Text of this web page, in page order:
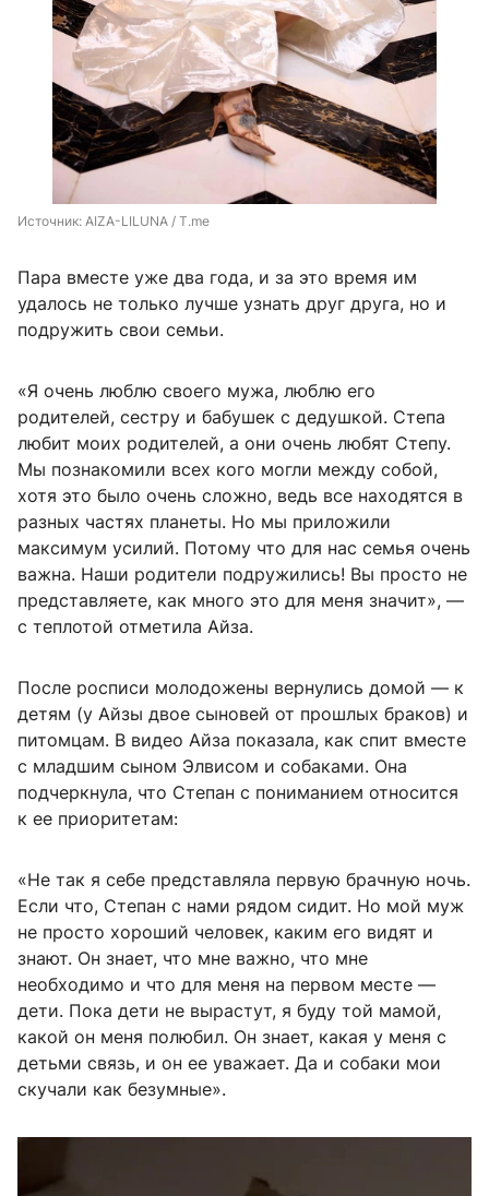
Источник: AIZA-LILUNA / T.me
Пара вместе уже два года, и за это время им
удалось не только лучше узнать друг друга, но и
подружить свои семьи.
«Я очень люблю своего мужа, люблю его
родителей, сестру и бабушек с дедушкой. Степа
любит моих родителей, а они очень любят Степу.
Мы познакомили всех кого могли между собой,
хотя это было очень сложно, ведь все находятся в
разных частях планеты. Но мы приложили
максимум усилий. Потому что для нас семья очень
важна. Наши родители подружились! Вы просто не
представляете, как много это для меня значит», —
с теплотой отметила Айза.
После росписи молодожены вернулись домой — к
детям (у Айзы двое сыновей от прошлых браков) и
питомцам. В видео Айза показала, как спит вместе
с младшим сыном Элвисом и собаками. Она
подчеркнула, что Степан с пониманием относится
к ее приоритетам:
«Не так я себе представляла первую брачную ночь.
Если что, Степан с нами рядом сидит. Но мой муж
не просто хороший человек, каким его видят и
знают. Он знает, что мне важно, что мне
необходимо и что для меня на первом месте —
дети. Пока дети не вырастут, я буду той мамой,
какой он меня полюбил. Он знает, какая у меня с
детьми связь, и он ее уважает. Да и собаки мои
скучали как безумные».